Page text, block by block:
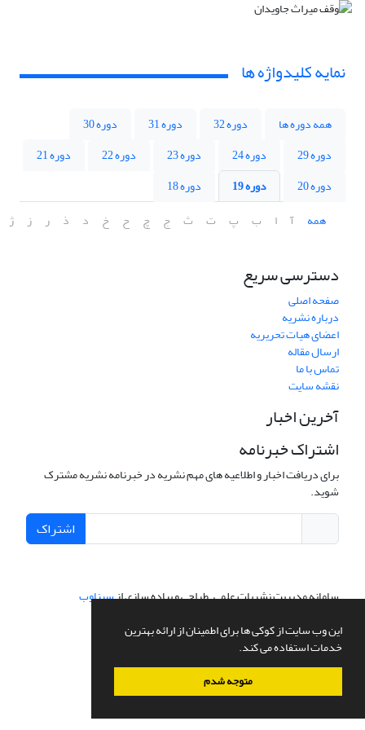
این وب سایت از کوکی ها برای اطمینان از ارائه بهترین
خدمات استفاده می کند.
متوجه شدم
نمایه کلیدواژه ها
همه دوره ها دوره 32 دوره 31
دوره 30
دوره 29
دوره 24 دوره 23 دوره 22
دوره 21
دوره 20
دوره 19
دوره 18
همه
آ ا ب پ ت ث ج چ ح خ د ذ ر ز ژ
دسترسی سریع
صفحه اصلی
درباره نشریه
اعضای هیات تحریریه
ارسال مقاله
تماس با ما
نقشه سایت
آخرین اخبار
اشتراک خبرنامه
برای دریافت اخبار و اطلاعیه های مهم نشریه در خبرنامه نشریه مشترک
شوید.
اشتراک
سامانه مدیریت نشریات علمی.طراحی و پیاده سازی ازسیناوب